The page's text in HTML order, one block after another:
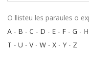
O llisteu les paraules o
A - B - C - D - E - F - G - H
T - U - V- W - X - Y - Z